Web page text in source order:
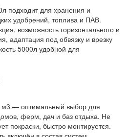
подходит для хранения и
удобрений, топлива и ПАВ.
возможность горизонтального и
адаптация под обвязку и врезку
5000л удобной для
м3 — оптимальный выбор для
ферм, дач и баз отдыха. Не
покраски, быстро монтируется.